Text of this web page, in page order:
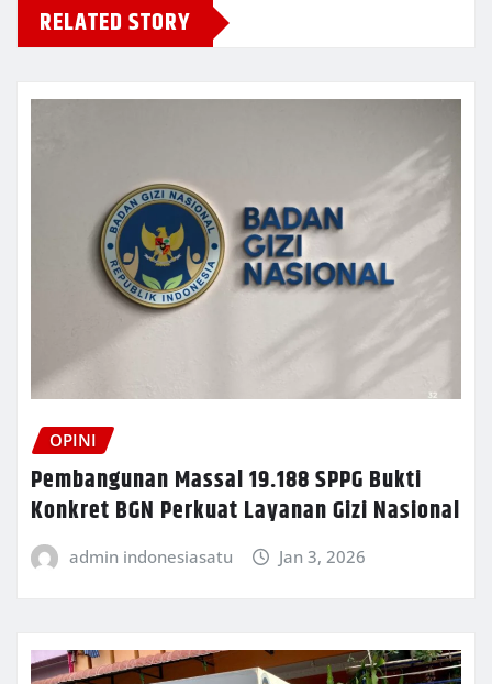
RELATED STORY
OPINI
Pembangunan Massal 19.188 SPPG Bukti
Konkret BGN Perkuat Layanan Gizi Nasional
admin indonesiasatu Jan 3, 2026